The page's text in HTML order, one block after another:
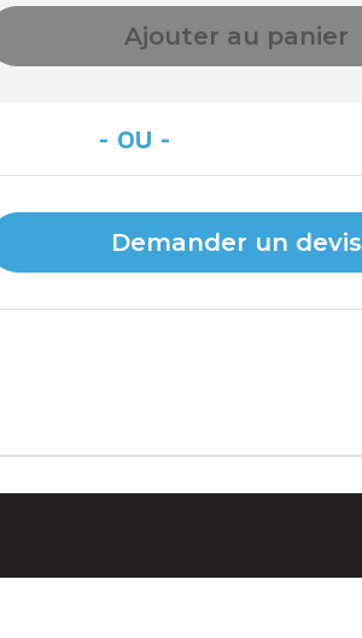
Ajouter au panier
Demander un devis